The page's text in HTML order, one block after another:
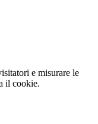
e misurare le
il cookie.